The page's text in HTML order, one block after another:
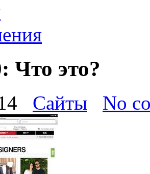
Что это?
Сайты No